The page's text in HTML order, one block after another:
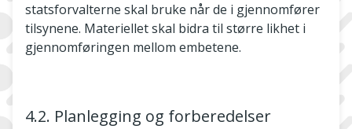
statsforvalterne skal bruke når de i gjennomfører
tilsynene. Materiellet skal bidra til større likhet i
gjennomføringen mellom embetene.
4.2. Planlegging og forberedelser